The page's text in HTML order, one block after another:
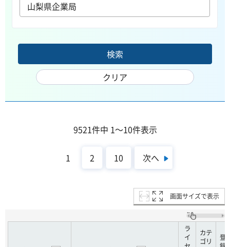
9521件中 1～10件表示
1 2 10 次へ
画面サイズで表示
ラ
イ
カテ
ゴリ
登